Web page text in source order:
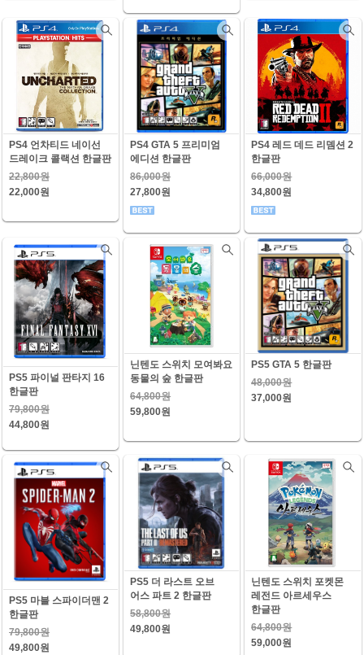
PS4 언차티드 네이선
드레이크 콜랙션 한글판
22,800원
22,000원
PS4 GTA 5 프리미엄
에디션 한글판
86,000원
27,800원
PS4 레드 데드 리뎀션 2
한글판
66,000원
34,800원
PS5 파이널 판타지 16
한글판
79,800원
44,800원
닌텐도 스위치 모여봐요
동물의 숲 한글판
64,800원
59,800원
PS5 GTA 5 한글판
48,000원
37,000원
PS5 마블 스파이더맨 2
한글판
79,800원
49,800원
PS5 더 라스트 오브
어스 파트 2 한글판
58,800원
49,800원
닌텐도 스위치 포켓몬
레전드 아르세우스
한글판
64,800원
59,000원